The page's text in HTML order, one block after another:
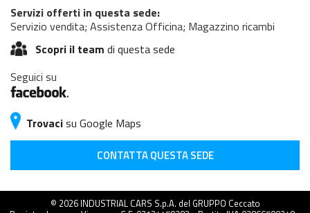
Servizi offerti in questa sede:
Servizio vendita; Assistenza Officina; Magazzino ricambi
Scopri il team di questa sede
Seguici su
Trovacisu Google Maps
CONTATTA QUESTA SEDE
© 2026 INDUSTRIAL CARS S.p.A. del GRUPPO Ceccato